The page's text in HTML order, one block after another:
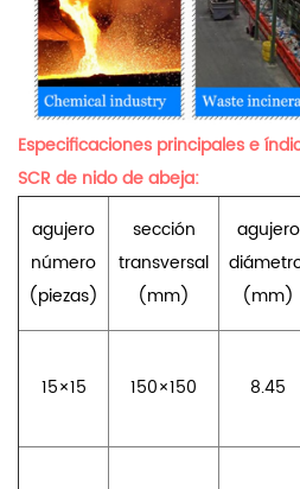
Especificaciones principales e
SCR de nido de abeja:
agujero
número
(piezas)
sección
transversal
(mm)
agujero
(mm)
15×15 150×150 8.45